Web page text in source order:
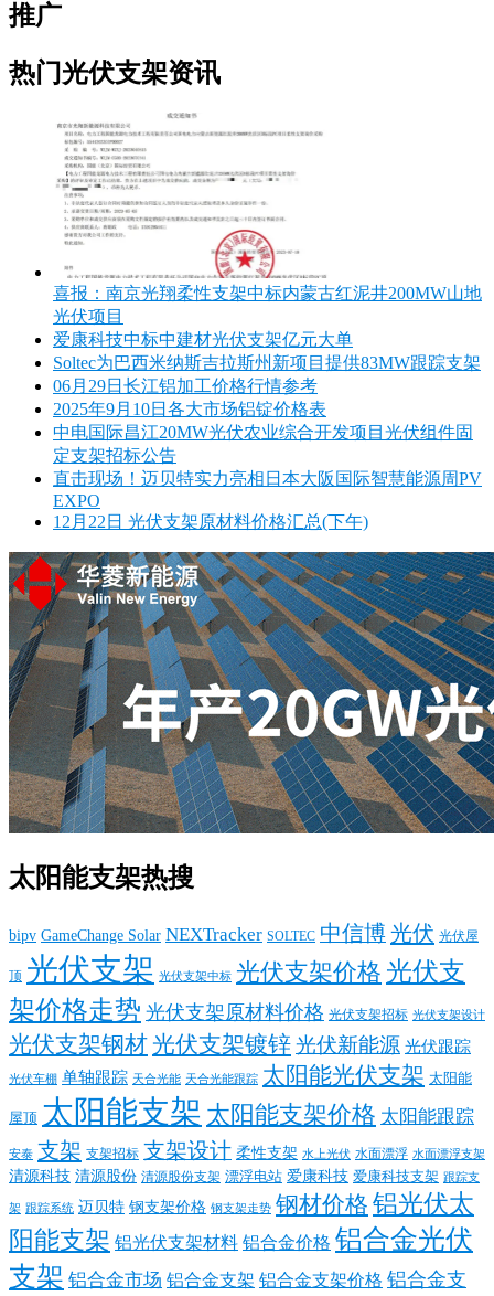
推广
热门光伏支架资讯
喜报：南京光翔柔性支架中标内蒙古红泥井200MW山地
光伏项目
爱康科技中标中建材光伏支架亿元大单
Soltec为巴西米纳斯吉拉斯州新项目提供83MW跟踪支架
06月29日长江铝加工价格行情参考
2025年9月10日各大市场铝锭价格表
中电国际昌江20MW光伏农业综合开发项目光伏组件固
定支架招标公告
直击现场！迈贝特实力亮相日本大阪国际智慧能源周PV
EXPO
12月22日 光伏支架原材料价格汇总(下午)
太阳能支架热搜
bipv GameChange Solar NEXTracker SOLTEC 中信博光伏 光伏屋
顶 光伏支架 光伏支架中标 光伏支架价格 光伏支
架价格走势 光伏支架原材料价格 光伏支架招标 光伏支架设计
光伏支架钢材光伏支架镀锌光伏新能源 光伏跟踪
光伏车棚 单轴跟踪 天合光能 天合光能跟踪 太阳能光伏支架 太阳能
屋顶 太阳能支架 太阳能支架价格 太阳能跟踪
安泰 支架 支架招标 支架设计 柔性支架 水上光伏 水面漂浮 水面漂浮支架
清源科技 清源股份 清源股份支架 漂浮电站 爱康科技 爱康科技支架 跟踪支
架 跟踪系统 迈贝特 钢支架价格 钢支架走势 钢材价格 铝光伏太
阳能支架 铝光伏支架材料 铝合金价格 铝合金光伏
支架 铝合金市场 铝合金支架 铝合金支架价格 铝合金支